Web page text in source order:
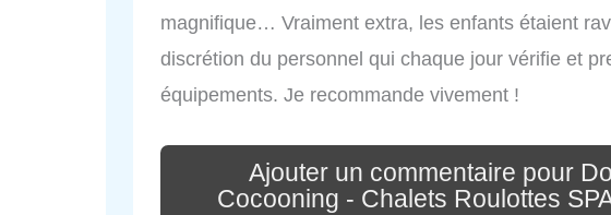
magnifique… Vraiment extra, les enfants étaient
discrétion du personnel qui chaque jour vérifie et
équipements. Je recommande vivement !
Ajouter un commentaire pour
Cocooning - Chalets Roulottes